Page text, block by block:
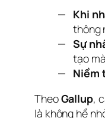
Khi
thông
Sự
tạo
Niềm
Theo Gallup,
là không hề